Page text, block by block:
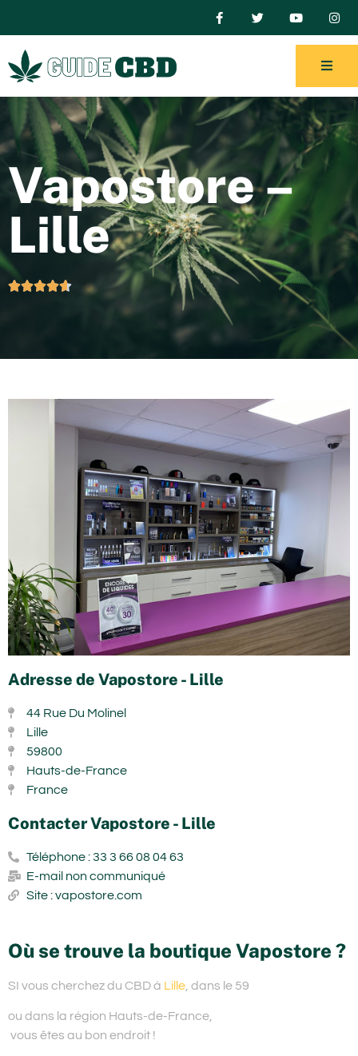
Vapostore –
Lille

Adresse de Vapostore - Lille
44 Rue Du Molinel
Lille
59800
Hauts-de-France
France
Contacter Vapostore - Lille
Téléphone : 33 3 66 08 04 63
E-mail non communiqué
Site : vapostore.com
Où se trouve la boutique Vapostore ?
SI vous cherchez du CBD à Lille , dans le 59
ou dans la région Hauts-de-France,
vous êtes au bon endroit !